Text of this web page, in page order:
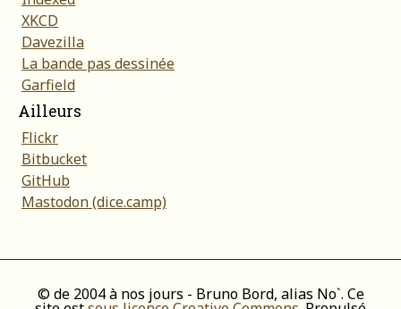
XKCD
Davezilla
La bande pas dessinée
Garfield
Ailleurs
Flickr
Bitbucket
GitHub
Mastodon (dice.camp)
© de 2004 à nos jours - Bruno Bord, alias No`. Ce